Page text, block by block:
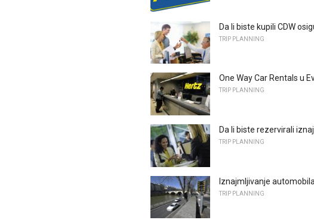
Da li biste kupili CDW
TRIP PLANNING
One Way Car Rentals u
TRIP PLANNING
Da li biste rezervirali
TRIP PLANNING
Iznajmljivanje
TRIP PLANNING